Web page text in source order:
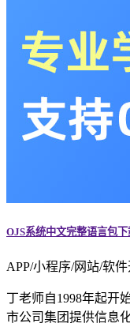
OJS系统中文完整语言包
APP/小程序/网站/软
丁老师自1998年起开
市公司集团提供信息